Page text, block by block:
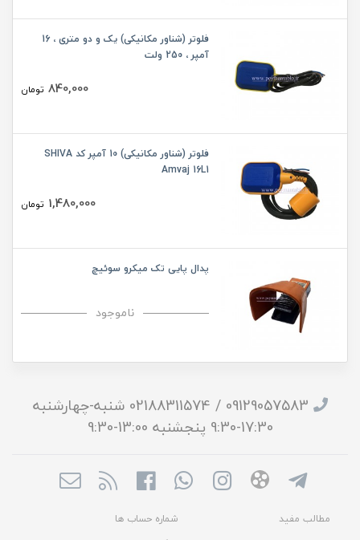
فلوتر (شناور مکانیکی) یک و دو متری ، 16
آمپر ، 250 ولت
840,000 تومان
فلوتر (شناور مکانیکی) 10 آمپر کد SHIVA
Amvaj 16L1
1,480,000 تومان
پدال پایی تک میکرو سوئیچ
ناموجود
09129057583 / 02188311574 شنبه-چهارشنبه
17:30-9:30 پنجشنبه 13:00-9:30
مطالب مفید
شماره حساب ها